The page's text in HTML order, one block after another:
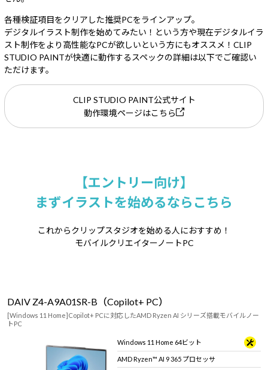
各種検証項目をクリアした推奨PCをラインアップ。
デジタルイラスト制作を始めてみたい！という方や現在デジタルイラ
スト制作をより高性能なPCが欲しいという方にもオススメ！ CLIP
STUDIO PAINTが快適に動作するスペックの詳細は以下でご確認い
ただけます。
CLIP STUDIO PAINT公式サイト
動作環境ページはこちら
【エントリー向け】
まずイラストを始めるならこちら
これからクリップスタジオを始める人におすすめ！
モバイルクリエイターノートPC
DAIV Z4-A9A01SR-B（Copilot+ PC）
[Windows 11 Home]Copilot+ PCに対応したAMD Ryzen AI シリーズ搭載モバイルノー
トPC
Windows 11 Home 64ビット
AMD Ryzen™ AI 9 365 プロセッサ